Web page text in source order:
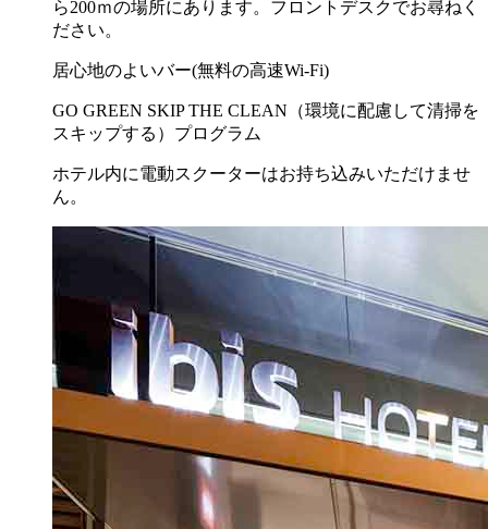
ら200ｍの場所にあります。フロントデスクでお尋ねく
ださい。
居心地のよいバー(無料の高速Wi-Fi)
GO GREEN SKIP THE CLEAN（環境に配慮して清掃を
スキップする）プログラム
ホテル内に電動スクーターはお持ち込みいただけませ
ん。